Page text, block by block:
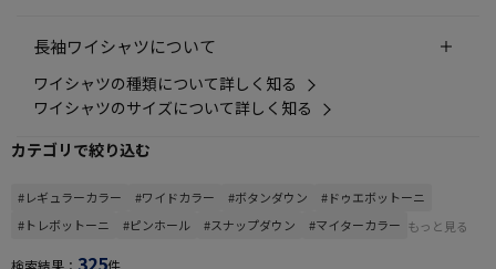
長袖ワイシャツについて
ワイシャツの種類について詳しく知る
ワイシャツのサイズについて詳しく知る
カテゴリで絞り込む
#レギュラーカラー #ワイドカラー #ボタンダウン
#ドゥエボットーニ
#トレボットーニ
#ピンホール #スナップダウン #マイターカラー もっと見る
検索結果： 325件